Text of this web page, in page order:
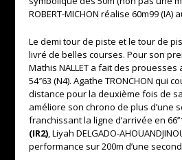
ROBERT-MICHON réalise60m99 (IA)
Le demi tour de piste et le tour de
livré de belles courses. Pour son
Mathis NALLET a fait des prouesses
54″63 (N4). Agathe TRONCHON qui
distance pour la deuxième fois de
améliore son chrono de plus d’une
franchissant la ligne d’arrivée en
(IR2), Liyah DELGADO-
performance sur 200m d’une